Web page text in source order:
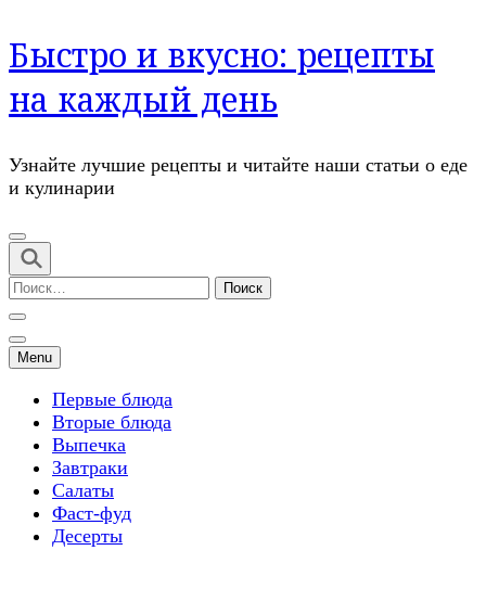
Перейти
к
содержимому
(нажмите
Быстро и вкусно: рецепты
на каждый день
Узнайте лучшие рецепты и читайте наши статьи о еде
и кулинарии
Найти:
Menu
Первые блюда
Вторые блюда
Выпечка
Завтраки
Салаты
Фаст-фуд
Десерты